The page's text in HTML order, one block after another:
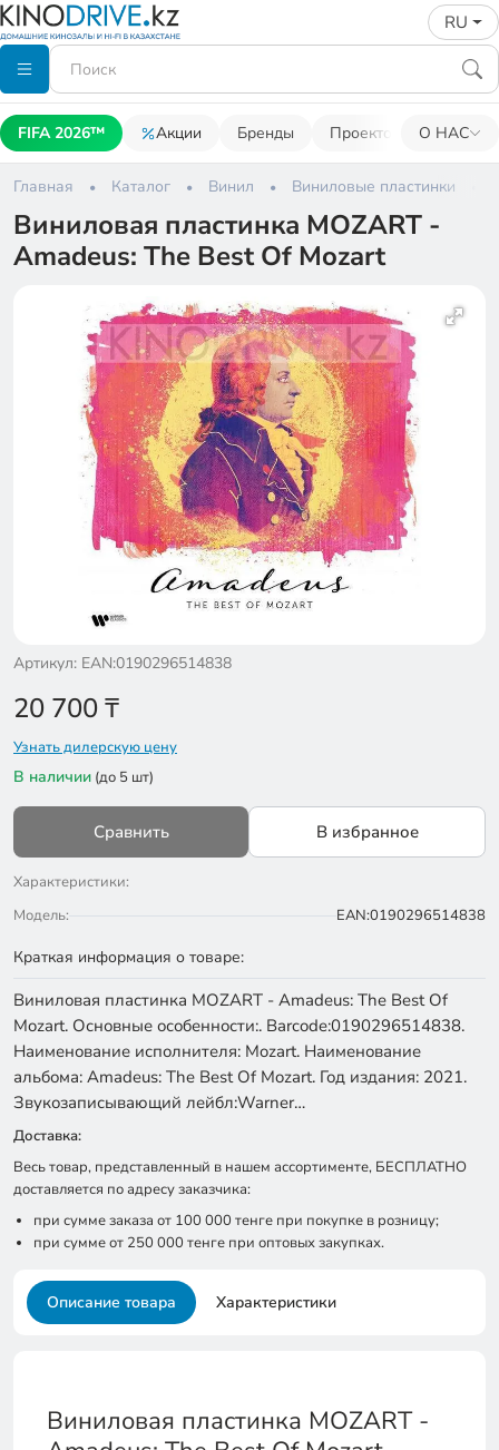
RU
FIFA 2026™ Акции Бренды Проекторы О НАС
Главная Каталог Винил Виниловые пластинки
Виниловая пластинка MOZART -
Amadeus: The Best Of Mozart
Артикул: EAN:0190296514838
20 700₸
Узнать дилерскую цену
В наличии (до 5 шт)
Сравнить В избранное
Характеристики:
Модель:
EAN:0190296514838
Краткая информация о товаре:
Виниловая пластинка MOZART - Amadeus: The Best Of
Mozart. Основные особенности:. Barcode:0190296514838.
Наименование исполнителя: Mozart. Наименование
альбома: Amadeus: The Best Of Mozart. Год издания: 2021.
Звукозаписывающий лейбл:Warner…
Доставка:
Весь товар, представленный в нашем ассортименте, БЕСПЛАТНО
доставляется по адресу заказчика:
при сумме заказа от 100 000 тенге при покупке в розницу;
при сумме от 250 000 тенге при оптовых закупках.
Описание товара Характеристики
Виниловая пластинка MOZART -